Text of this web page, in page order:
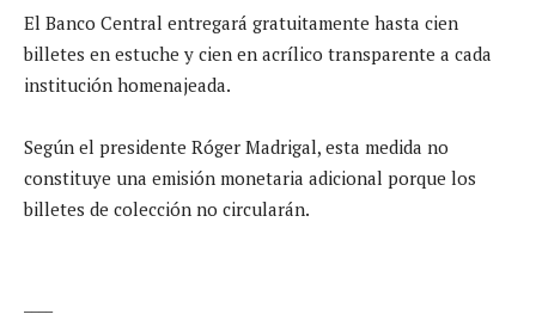
El Banco Central entregará gratuitamente hasta cien
billetes en estuche y cien en acrílico transparente a cada
institución homenajeada.
Según el presidente Róger Madrigal, esta medida no
constituye una emisión monetaria adicional porque los
billetes de colección no circularán.